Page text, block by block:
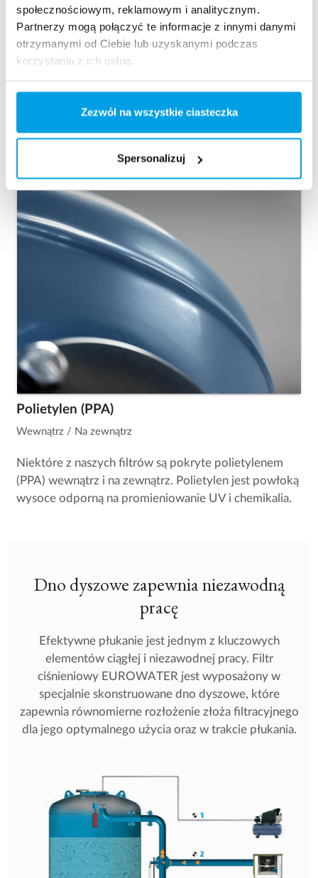
społecznościowym, reklamowym i analitycznym.
Partnerzy mogą połączyć te informacje z innymi danymi
otrzymanymi od Ciebie lub uzyskanymi podczas
korzystania z ich usług.
Zezwól na wszystkie ciasteczka
Spersonalizuj
Powlekane
Wewnątrz
zastosowania. Mogą również zostać uwzględnione
specyficzne wymagania higieniczne i wymagania
zatwierdzenia dla jakości wody pitnej.
Polietylen (PPA)
Wewnątrz / Na zewnątrz
Niektóre z naszych filtrów są pokryte polietylenem
(PPA) wewnątrz i na zewnątrz. Polietylen jest powłoką
wysoce odporną na promieniowanie UV i chemikalia.
Dno dyszowe zapewnia niezawodną
pracę
Efektywne płukanie jest jednym z kluczowych
elementów ciągłej i niezawodnej pracy. Filtr
ciśnieniowy EUROWATER jest wyposażony w
specjalnie skonstruowane dno dyszowe, które
zapewnia równomierne rozłożenie złoża filtracyjnego
dla jego optymalnego użycia oraz w trakcie płukania.